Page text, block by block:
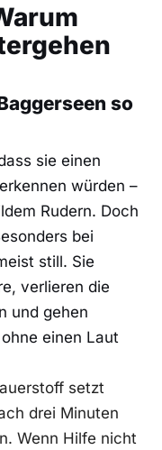
so
sie einen
würden –
Rudern. Doch
bei
still. Sie
verlieren die
und gehen
einen Laut
setzt
drei Minuten
Wenn Hilfe nicht